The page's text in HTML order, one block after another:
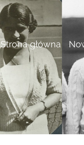
Strona główna